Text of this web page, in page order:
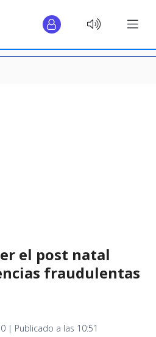
el post natal
fraudulentas
| Publicado a las 10:51